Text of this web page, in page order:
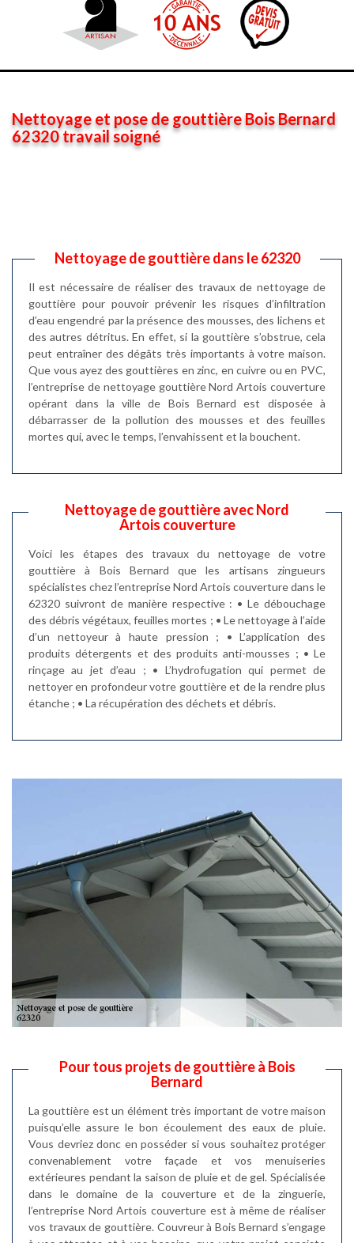
Nettoyage et pose de gouttière Bois Bernard
62320 travail soigné
Nettoyage de gouttière dans le 62320
Il est nécessaire de réaliser des travaux de nettoyage de
gouttière pour pouvoir prévenir les risques d’infiltration
d’eau engendré par la présence des mousses, des lichens et
des autres détritus. En effet, si la gouttière s’obstrue, cela
peut entraîner des dégâts très importants à votre maison.
Que vous ayez des gouttières en zinc, en cuivre ou en PVC,
l’entreprise de nettoyage gouttière Nord Artois couverture
opérant dans la ville de Bois Bernard est disposée à
débarrasser de la pollution des mousses et des feuilles
mortes qui, avec le temps, l’envahissent et la bouchent.
Nettoyage de gouttière avec Nord
Artois couverture
Voici les étapes des travaux du nettoyage de votre
gouttière à Bois Bernard que les artisans zingueurs
spécialistes chez l’entreprise Nord Artois couverture dans le
62320 suivront de manière respective : • Le débouchage
des débris végétaux, feuilles mortes ; • Le nettoyage à l’aide
d’un nettoyeur à haute pression ; • L’application des
produits détergents et des produits anti-mousses ; • Le
rinçage au jet d’eau ; • L’hydrofugation qui permet de
nettoyer en profondeur votre gouttière et de la rendre plus
étanche ; • La récupération des déchets et débris.
Pour tous projets de gouttière à Bois
Bernard
La gouttière est un élément très important de votre maison
puisqu’elle assure le bon écoulement des eaux de pluie.
Vous devriez donc en posséder si vous souhaitez protéger
convenablement votre façade et vos menuiseries
extérieures pendant la saison de pluie et de gel. Spécialisée
dans le domaine de la couverture et de la zinguerie,
l’entreprise Nord Artois couverture est à même de réaliser
vos travaux de gouttière. Couvreur à Bois Bernard s’engage